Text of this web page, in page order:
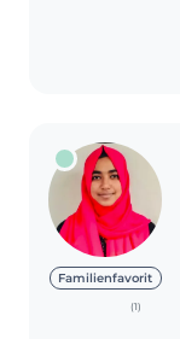
Familienfavorit
(1)